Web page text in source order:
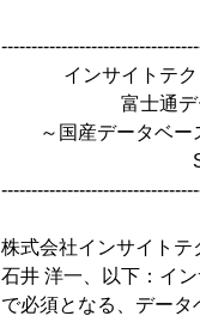
インサイトテクノ
富士通データベ
～国産データベー
Symfoware
株式会社インサイトテ
石井 洋一、以下：イ
で必須となる、デー